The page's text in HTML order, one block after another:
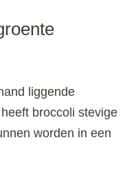
liggende
broccoli stevige
worden in een